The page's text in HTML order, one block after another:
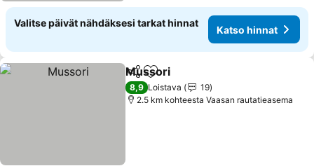
Valitse päivät nähdäksesi tarkat hinnat
Katso hinnat
Jaa Lisää suosikkeihin
Mussori
8,9 Loistava
19
2.5 km kohteesta Vaasan rautatieasema